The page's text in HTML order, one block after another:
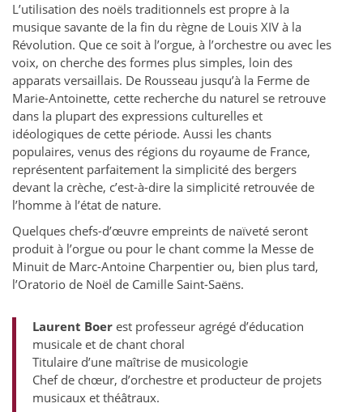
L’utilisation des noëls traditionnels est propre à la
musique savante de la fin du règne de Louis XIV à la
Révolution. Que ce soit à l’orgue, à l’orchestre ou avec les
voix, on cherche des formes plus simples, loin des
apparats versaillais. De Rousseau jusqu’à la Ferme de
Marie-Antoinette, cette recherche du naturel se retrouve
dans la plupart des expressions culturelles et
idéologiques de cette période. Aussi les chants
populaires, venus des régions du royaume de France,
représentent parfaitement la simplicité des bergers
devant la crèche, c’est-à-dire la simplicité retrouvée de
l’homme à l’état de nature.
Quelques chefs-d’œuvre empreints de naïveté seront
produit à l’orgue ou pour le chant comme la Messe de
Minuit de Marc-Antoine Charpentier ou, bien plus tard,
l’Oratorio de Noël de Camille Saint-Saëns.
Laurent Boer est professeur agrégé d’éducation
musicale et de chant choral
Titulaire d’une maîtrise de musicologie
Chef de chœur, d’orchestre et producteur de projets
musicaux et théâtraux.